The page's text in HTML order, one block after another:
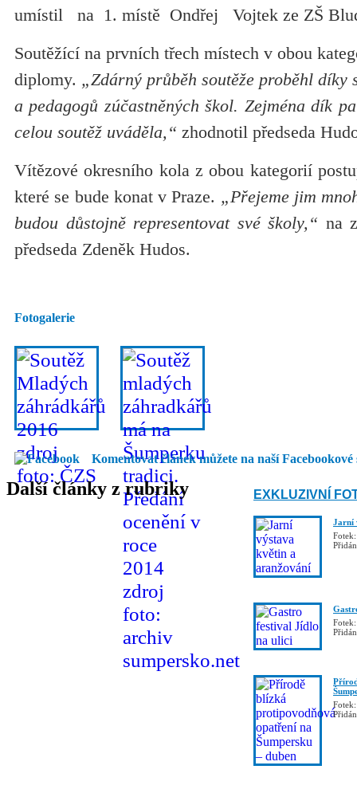
umístil na 1. místě Ondřej Vojtek ze ZŠ
Soutěžící na prvních třech místech v obou
diplomy. „Zdárný průběh soutěže proběhl
a pedagogů zúčastněných škol. Zejména dík
celou soutěž uváděla,“ zhodnotil předseda
Vítězové okresního kola z obou kategorií
které se bude konat v Praze. „Přejeme jim
budou důstojně representovat své školy,“ na
předseda Zdeněk Hudos.
Fotogalerie
Komentovat článek můžete na naší Facebookové
Další články z rubriky EXKLUZIVNÍ
Jarní